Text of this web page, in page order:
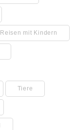
Reisen mit Kindern
Tiere